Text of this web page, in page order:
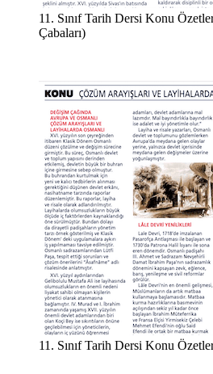
11. Sınıf Tarih Dersi Konu
Çabaları)
11. Sınıf Tarih Dersi Konu